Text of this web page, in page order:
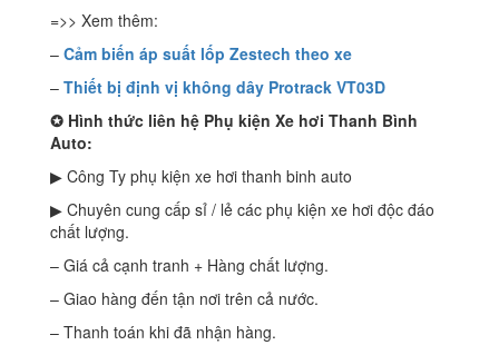
=>> Xem thêm:
– Cảm biến áp suất lốp Zestech theo xe
– Thiết bị định vị không dây Protrack VT03D
✪ Hình thức liên hệ Phụ kiện Xe hơi Thanh Bình
Auto:
▶ Công Ty phụ kiện xe hơi thanh binh auto
▶ Chuyên cung cấp sỉ / lẻ các phụ kiện xe hơi độc đáo
chất lượng.
– Giá cả cạnh tranh + Hàng chất lượng.
– Giao hàng đến tận nơi trên cả nước.
– Thanh toán khi đã nhận hàng.